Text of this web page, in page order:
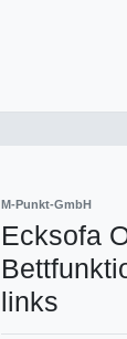
M-Punkt-GmbH
Ecksofa
links